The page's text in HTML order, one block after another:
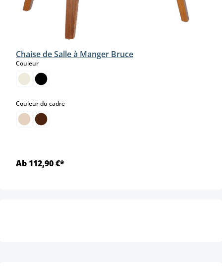
Chaise de Salle à Manger Bruce
Couleurselect
Couleur du cadreselect
Ab 112,90 €*